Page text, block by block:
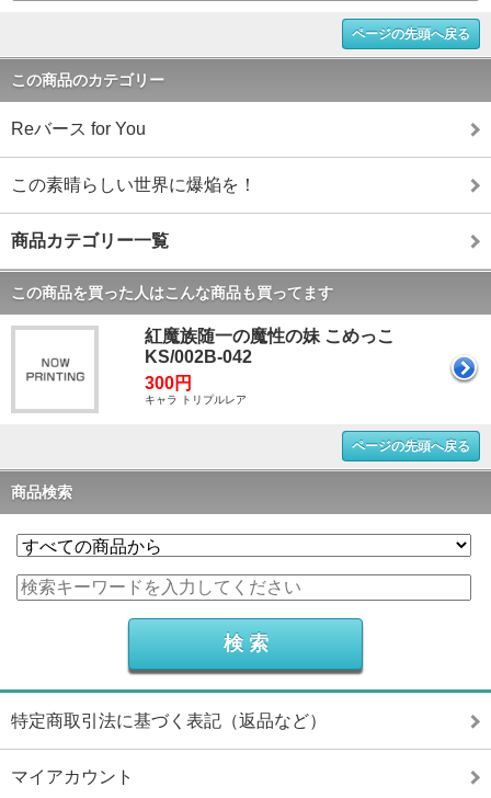
ページの先頭へ戻る
この商品のカテゴリー
Reバース for You
この素晴らしい世界に爆焔を！
商品カテゴリー一覧
この商品を買った人はこんな商品も買ってます
紅魔族随一の魔性の妹 こめっこ
KS/002B-042
300円
キャラ トリプルレア
ページの先頭へ戻る
商品検索
特定商取引法に基づく表記（返品など）
マイアカウント